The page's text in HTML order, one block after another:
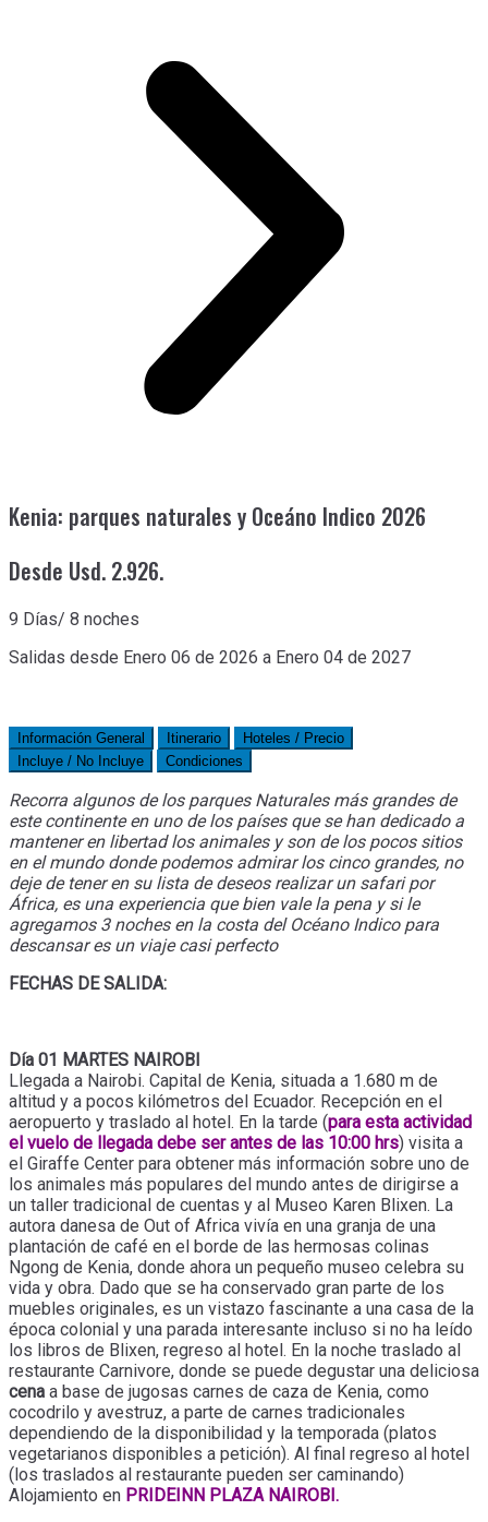
Kenia: parques naturales y Oceáno Indico 2026
Desde Usd. 2.926.
9 Días/ 8 noches
Salidas desde Enero 06 de 2026 a Enero 04 de 2027
Información General Itinerario
Hoteles / Precio
Incluye / No Incluye
Condiciones
Recorra algunos de los parques Naturales más grandes de
este continente en uno de los países que se han dedicado a
mantener en libertad los animales y son de los pocos sitios
en el mundo donde podemos admirar los cinco grandes, no
deje de tener en su lista de deseos realizar un safari por
África, es una experiencia que bien vale la pena y si le
agregamos 3 noches en la costa del Océano Indico para
descansar es un viaje casi perfecto
FECHAS DE SALIDA:
Día 01 MARTES NAIROBI
Llegada a Nairobi. Capital de Kenia, situada a 1.680 m de
altitud y a pocos kilómetros del Ecuador. Recepción en el
aeropuerto y traslado al hotel. En la tarde (para esta actividad
el vuelo de llegada debe ser antes de las 10:00 hrs) visita a
el Giraffe Center para obtener más información sobre uno de
los animales más populares del mundo antes de dirigirse a
un taller tradicional de cuentas y al Museo Karen Blixen. La
autora danesa de Out of Africa vivía en una granja de una
plantación de café en el borde de las hermosas colinas
Ngong de Kenia, donde ahora un pequeño museo celebra su
vida y obra. Dado que se ha conservado gran parte de los
muebles originales, es un vistazo fascinante a una casa de la
época colonial y una parada interesante incluso si no ha leído
los libros de Blixen, regreso al hotel. En la noche traslado al
restaurante Carnivore, donde se puede degustar una deliciosa
cena a base de jugosas carnes de caza de Kenia, como
cocodrilo y avestruz, a parte de carnes tradicionales
dependiendo de la disponibilidad y la temporada (platos
vegetarianos disponibles a petición). Al final regreso al hotel
(los traslados al restaurante pueden ser caminando)
Alojamiento en PRIDEINN PLAZA NAIROBI.